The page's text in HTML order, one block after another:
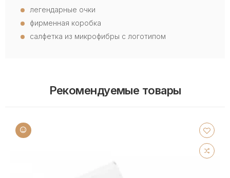
легендарные очки
фирменная коробка
салфетка из микрофибры с логотипом
Рекомендуемые товары